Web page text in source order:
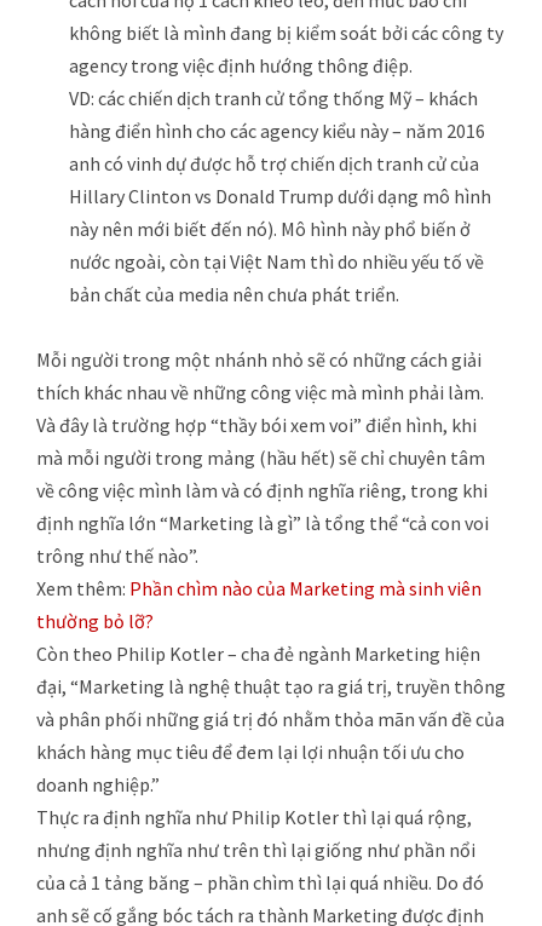
không biết là mình đang bị kiểm soát bởi các công ty
agency trong việc định hướng thông điệp.
VD: các chiến dịch tranh cử tổng thống Mỹ – khách
hàng điển hình cho các agency kiểu này – năm 2016
anh có vinh dự được hỗ trợ chiến dịch tranh cử của
Hillary Clinton vs Donald Trump dưới dạng mô hình
này nên mới biết đến nó). Mô hình này phổ biến ở
nước ngoài, còn tại Việt Nam thì do nhiều yếu tố về
bản chất của media nên chưa phát triển.
Mỗi người trong một nhánh nhỏ sẽ có những cách giải
thích khác nhau về những công việc mà mình phải làm.
Và đây là trường hợp “thầy bói xem voi” điển hình, khi
mà mỗi người trong mảng (hầu hết) sẽ chỉ chuyên tâm
về công việc mình làm và có định nghĩa riêng, trong khi
định nghĩa lớn “Marketing là gì” là tổng thể “cả con voi
trông như thế nào”.
Xem thêm: Phần chìm nào của Marketing mà sinh viên
thường bỏ lỡ?
Còn theo Philip Kotler – cha đẻ ngành Marketing hiện
đại, “Marketing là nghệ thuật tạo ra giá trị, truyền thông
và phân phối những giá trị đó nhằm thỏa mãn vấn đề của
khách hàng mục tiêu để đem lại lợi nhuận tối ưu cho
doanh nghiệp.”
Thực ra định nghĩa như Philip Kotler thì lại quá rộng,
nhưng định nghĩa như trên thì lại giống như phần nổi
của cả 1 tảng băng – phần chìm thì lại quá nhiều. Do đó
anh sẽ cố gắng bóc tách ra thành Marketing được định